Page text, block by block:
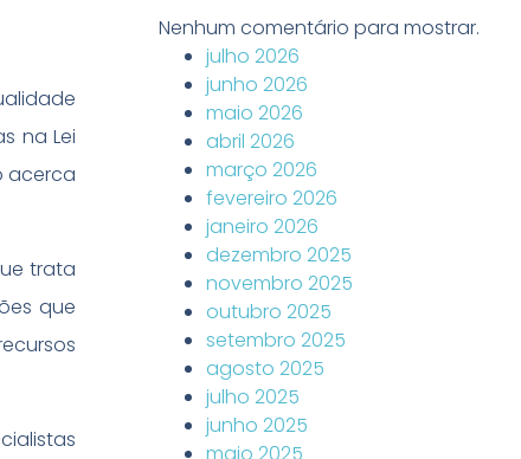
na Lei
acerca
trata
que
Nenhum comentário para mostrar.
julho 2026
junho 2026
maio 2026
abril 2026
março 2026
fevereiro 2026
janeiro 2026
dezembro 2025
novembro 2025
outubro 2025
setembro 2025
agosto 2025
julho 2025
junho 2025